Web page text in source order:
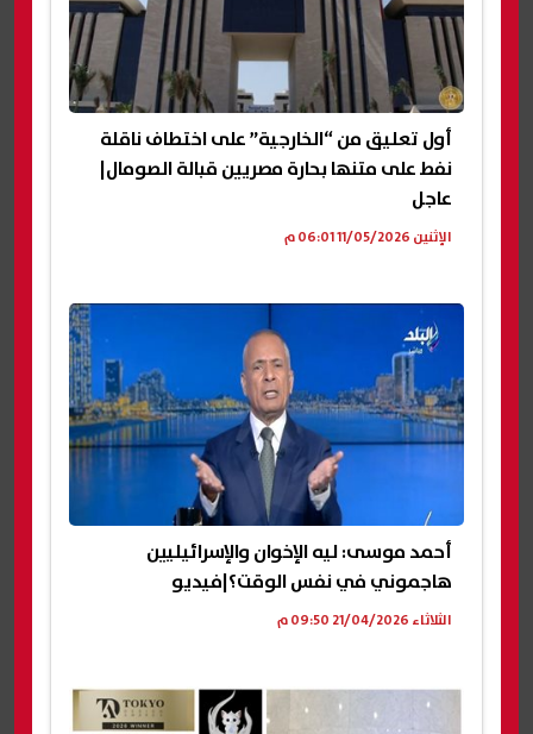
أول تعليق من “الخارجية” على اختطاف ناقلة
نفط على متنها بحارة مصريين قبالة الصومال|
عاجل
الإثنين 11/05/2026 06:01 م
أحمد موسى: ليه الإخوان والإسرائيليين
هاجموني في نفس الوقت؟|فيديو
الثلاثاء 21/04/2026 09:50 م